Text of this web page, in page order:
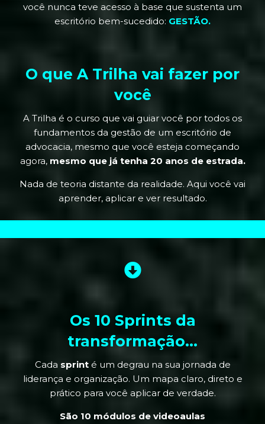
você nunca teve acesso à base que sustenta um
escritório bem-sucedido: GESTÃO.
O que A Trilha vai fazer por
você
A Trilha é o curso que vai guiar você por todos os
fundamentos da gestão de um escritório de
advocacia, mesmo que você esteja começando
agora, mesmo que já tenha 20 anos de estrada.
Nada de teoria distante da realidade. Aqui você vai
aprender, aplicar e ver resultado.
Os 10 Sprints da
transformação…
Cada sprinté um degrau na sua jornada de
liderança e organização. Um mapa claro, direto e
prático para você aplicar de verdade.
São 10 módulos de videoaulas